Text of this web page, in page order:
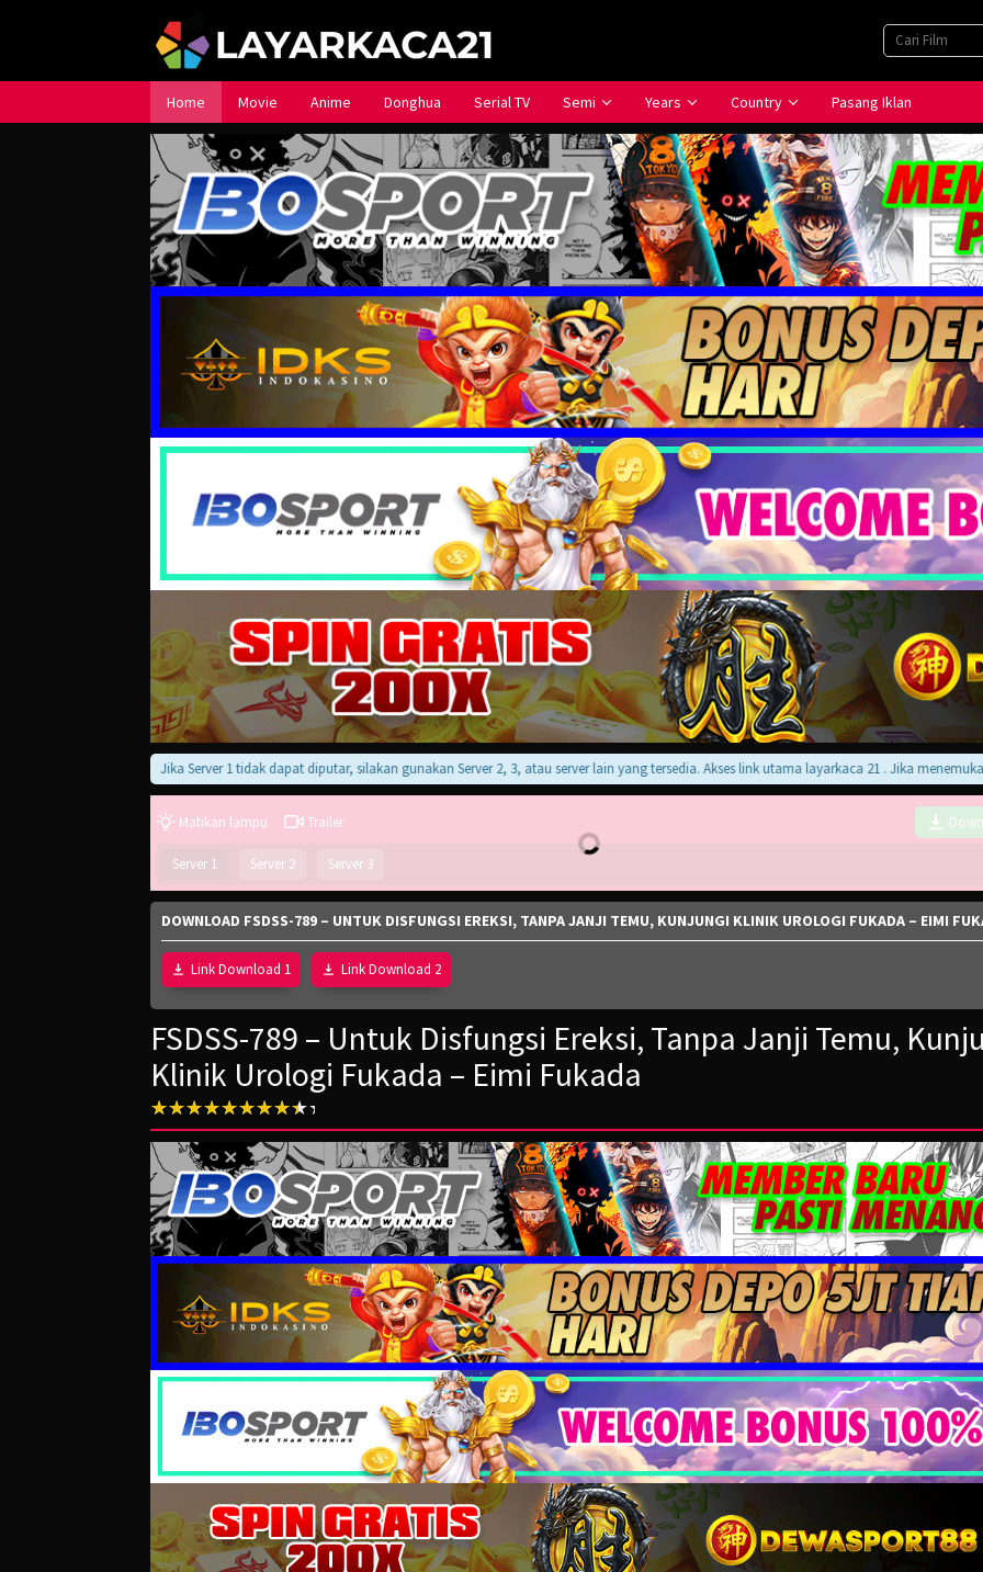
Home Movie Anime Donghua Serial TV Semi Years Country Pasang Iklan
Jika Server 1 tidak dapat diputar, silakan gunakan Server 2, 3, atau server lain yang tersedia. Akses link utama layarkaca 21 . Jika menemukan
Matikan lampu Trailer
Server 1 Server 2 Server 3
DOWNLOAD FSDSS-789 – UNTUK DISFUNGSI EREKSI, TANPA JANJI TEMU, KUNJUNGI KLINIK UROLOGI FUKADA – EIMI
Link Download 1 Link Download 2
FSDSS-789 – Untuk Disfungsi Ereksi, Tanpa Janji Temu,
Klinik Urologi Fukada – Eimi Fukada